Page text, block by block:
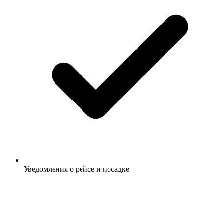
Уведомления о рейсе и посадке